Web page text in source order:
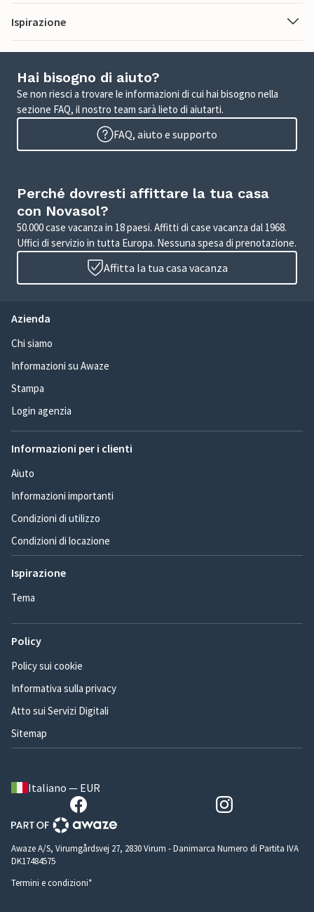
Ispirazione
Hai bisogno di aiuto?
Se non riesci a trovare le informazioni di cui hai bisogno nella
sezione FAQ, il nostro team sarà lieto di aiutarti.
FAQ, aiuto e supporto
Perché dovresti affittare la tua casa
con Novasol?
50.000 case vacanza in 18 paesi. Affitti di case vacanza dal 1968.
Uffici di servizio in tutta Europa. Nessuna spesa di prenotazione.
Affitta la tua casa vacanza
Azienda
Chi siamo
Informazioni su Awaze
Stampa
Login agenzia
Informazioni per i clienti
Aiuto
Informazioni importanti
Condizioni di utilizzo
Condizioni di locazione
Ispirazione
Tema
Policy
Policy sui cookie
Informativa sulla privacy
Atto sui Servizi Digitali
Sitemap
Italiano — EUR
Awaze A/S, Virumgårdsvej 27, 2830 Virum - Danimarca Numero di Partita IVA
DK17484575
Termini e condizioni*